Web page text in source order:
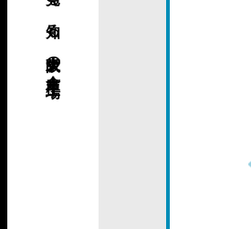
見る、知る、東大阪の倉庫･工場